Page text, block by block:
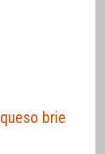
queso brie